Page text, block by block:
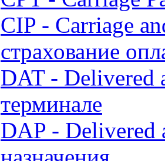
CIP - Carriage
страхование
DAT - Delivered
терминале
DAP - Delivered